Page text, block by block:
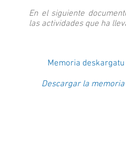
En el siguiente
las actividades que ha
Memoria deskargatu
Descargar la memoria